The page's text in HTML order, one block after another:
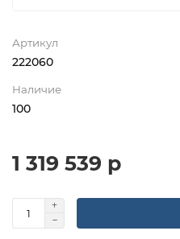
Артикул
222060
Наличие
100
1 319 539 р